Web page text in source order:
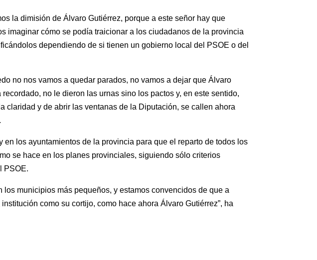
la dimisión de Álvaro Gutiérrez, porque a este señor hay que
imaginar cómo se podía traicionar a los ciudadanos de la provincia
dependiendo de si tienen un gobierno local del PSOE o del
no nos vamos a quedar parados, no vamos a dejar que Álvaro
no le dieron las urnas sino los pactos y, en este sentido,
claridad y de abrir las ventanas de la Diputación, se callen ahora
los ayuntamientos de la provincia para que el reparto de todos los
se hace en los planes provinciales, siguiendo sólo criterios
PSOE.
municipios más pequeños, y estamos convencidos de que a
como su cortijo, como hace ahora Álvaro Gutiérrez”, ha